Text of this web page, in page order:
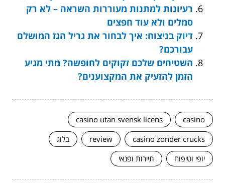
רעיונות למתנות מעוררות השראה – לא רק
סמלים ולא עוד חפצים
דיוק בניצוח: איך לבחור את גריל הגז המושלם
עבורכם?
השטיחים שלכם זקוקים לחופשה? מתי מגיע
הזמן להזעיק את המקצוענים?
casino
casino utan svensk licens
casino zonder crucks
review
בלוג
יופי וטיפוח
תיירות ופנאי